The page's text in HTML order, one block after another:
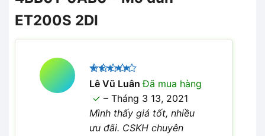
ET200S 2DI
Được xếp
hạng
sao
Lê Vũ LuânĐã mua hàng
– Tháng 3 13, 2021
Mình thấy giá tốt, nhiều
ưu đãi. CSKH chuyên